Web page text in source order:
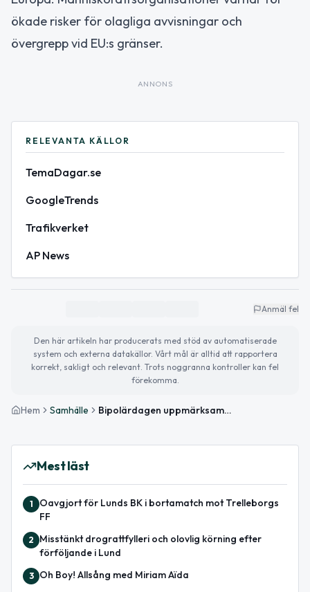
ökade risker för olagliga avvisningar och
övergrepp vid EU:s gränser.
ANNONS
RELEVANTA KÄLLOR
TemaDagar.se
GoogleTrends
Trafikverket
AP News
Anmäl fel
Den här artikeln har producerats med stöd av automatiserade
system och externa datakällor. Vårt mål är alltid att rapportera
korrekt, sakligt och relevant. Trots noggranna kontroller kan fel
förekomma.
Hem Samhälle Bipolärdagen uppmärksammas – och så blir vädret idag
Mest läst
1
Oavgjort för Lunds BK i bortamatch mot Trelleborgs
FF
2
Misstänkt drograttfylleri och olovlig körning efter
förföljande i Lund
3 Oh Boy! Allsång med Miriam Aïda